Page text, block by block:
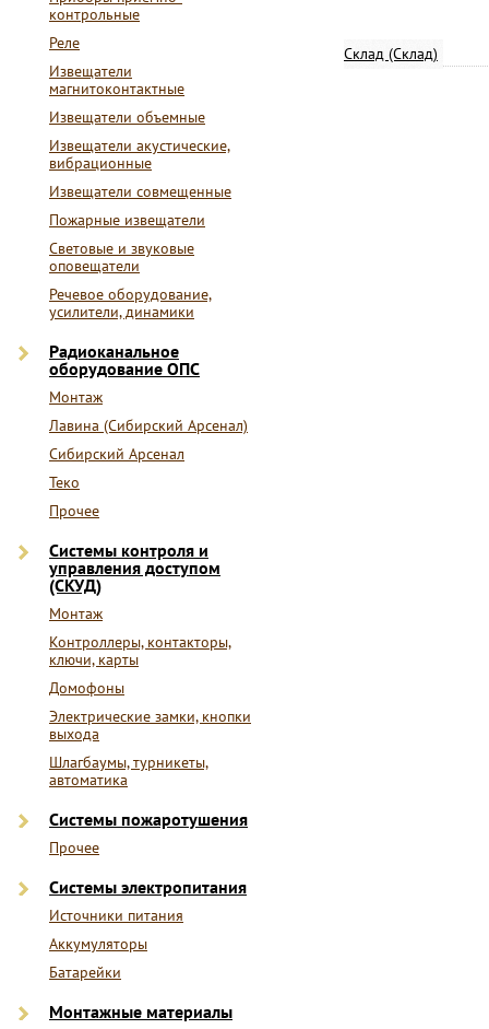
контрольные
Реле
Извещатели
магнитоконтактные
Извещатели объемные
Извещатели акустические,
вибрационные
Извещатели совмещенные
Пожарные извещатели
Световые и звуковые
оповещатели
Речевое оборудование,
усилители, динамики
Радиоканальное
оборудование ОПС
Монтаж
Лавина (Сибирский Арсенал)
Сибирский Арсенал
Теко
Прочее
Системы контроля и
управления доступом
(СКУД)
Монтаж
Контроллеры, контакторы,
ключи, карты
Домофоны
Электрические замки, кнопки
выхода
Шлагбаумы, турникеты,
автоматика
Системы пожаротушения
Прочее
Системы электропитания
Источники питания
Аккумуляторы
Батарейки
Монтажные материалы
Склад (Склад)